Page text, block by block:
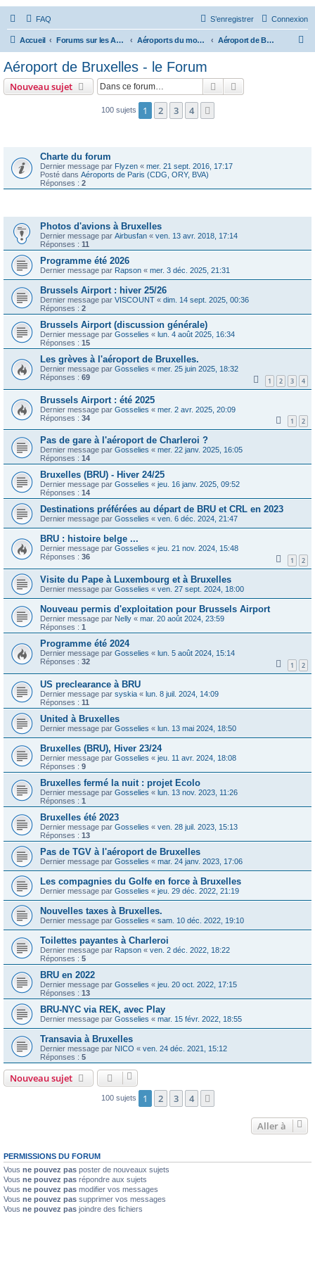
FAQ Connexion
S’enregistrer
Accueil Forums sur les Aéroports Aéroports du monde - le Forum Aéroport de Bruxelles - le Forum
r
Aéroport de Bruxelles - le Forum
Nouveau sujet Rechercher
100 sujets 1 2 3 4
Charte du forum
Dernier message par Flyzen « mer. 21 sept. 2016, 17:17
Posté dans Aéroports de Paris (CDG, ORY, BVA)
Réponses : 2
Photos d'avions à Bruxelles
Dernier message par Airbusfan « ven. 13 avr. 2018, 17:14
Réponses : 11
Programme été 2026
Dernier message par Rapson « mer. 3 déc. 2025, 21:31
Brussels Airport : hiver 25/26
Dernier message par VISCOUNT « dim. 14 sept. 2025, 00:36
Réponses : 2
Brussels Airport (discussion générale)
Dernier message par Gosselies « lun. 4 août 2025, 16:34
Réponses : 15
Les grèves à l'aéroport de Bruxelles.
Dernier message par Gosselies « mer. 25 juin 2025, 18:32
Réponses : 69 1 2 3 4
Brussels Airport : été 2025
Dernier message par Gosselies « mer. 2 avr. 2025, 20:09
Réponses : 34 1 2
Pas de gare à l'aéroport de Charleroi ?
Dernier message par Gosselies « mer. 22 janv. 2025, 16:05
Réponses : 14
Bruxelles (BRU) - Hiver 24/25
Dernier message par Gosselies « jeu. 16 janv. 2025, 09:52
Réponses : 14
Destinations préférées au départ de BRU et CRL en 2023
Dernier message par Gosselies « ven. 6 déc. 2024, 21:47
BRU : histoire belge ...
Dernier message par Gosselies « jeu. 21 nov. 2024, 15:48
Réponses : 36 1 2
Visite du Pape à Luxembourg et à Bruxelles
Dernier message par Gosselies « ven. 27 sept. 2024, 18:00
Nouveau permis d'exploitation pour Brussels Airport
Dernier message par Nelly « mar. 20 août 2024, 23:59
Réponses : 1
Programme été 2024
Dernier message par Gosselies « lun. 5 août 2024, 15:14
Réponses : 32 1 2
US preclearance à BRU
Dernier message par syskia « lun. 8 juil. 2024, 14:09
Réponses : 11
United à Bruxelles
Dernier message par Gosselies « lun. 13 mai 2024, 18:50
Bruxelles (BRU), Hiver 23/24
Dernier message par Gosselies « jeu. 11 avr. 2024, 18:08
Réponses : 9
Bruxelles fermé la nuit : projet Ecolo
Dernier message par Gosselies « lun. 13 nov. 2023, 11:26
Réponses : 1
Bruxelles été 2023
Dernier message par Gosselies « ven. 28 juil. 2023, 15:13
Réponses : 13
Pas de TGV à l'aéroport de Bruxelles
Dernier message par Gosselies « mar. 24 janv. 2023, 17:06
Les compagnies du Golfe en force à Bruxelles
Dernier message par Gosselies « jeu. 29 déc. 2022, 21:19
Nouvelles taxes à Bruxelles.
Dernier message par Gosselies « sam. 10 déc. 2022, 19:10
Toilettes payantes à Charleroi
Dernier message par Rapson « ven. 2 déc. 2022, 18:22
Réponses : 5
BRU en 2022
Dernier message par Gosselies « jeu. 20 oct. 2022, 17:15
Réponses : 13
BRU-NYC via REK, avec Play
Dernier message par Gosselies « mar. 15 févr. 2022, 18:55
Transavia à Bruxelles
Dernier message par NICO « ven. 24 déc. 2021, 15:12
Réponses : 5
Nouveau sujet
100 sujets 1 2 3 4
Aller à
PERMISSIONS DU FORUM
Vous ne pouvez pas poster de nouveaux sujets
Vous ne pouvez pas répondre aux sujets
Vous ne pouvez pas modifier vos messages
Vous ne pouvez pas supprimer vos messages
Vous ne pouvez pas joindre des fichiers